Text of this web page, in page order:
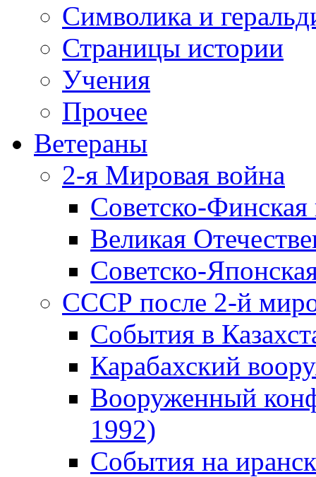
Символика и
Страницы истории
Учения
Прочее
Ветераны
2-я Мировая война
Советско-
Великая
Советско-
СССР после 2-й
События в
Карабахский
Вооруженный
1992)
События на